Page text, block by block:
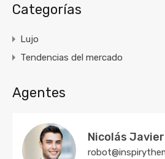
Categorías
Lujo
Tendencias del mercado
Agentes
Nicolás Javier